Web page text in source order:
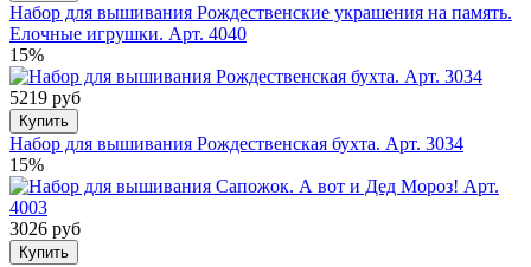
Набор для вышивания Рождественские украшения на память.
Елочные игрушки. Арт. 4040
15%
5219 руб
Купить
Набор для вышивания Рождественская бухта. Арт. 3034
15%
3026 руб
Купить